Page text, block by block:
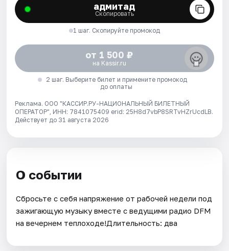
адмитад
Скопировать
1 шаг. Скопируйте промокод
от 1 500 ₽
на Kassir.ru
2 шаг. Выберите билет и примените промокод
до оплаты
Реклама. ООО "КАССИР.РУ-НАЦИОНАЛЬНЫЙ БИЛЕТНЫЙ
ОПЕРАТОР", ИНН: 7841075409 erid: 25H8d7vbP8SRTvHZrUcdLB.
Действует до 31 августа 2026
О событии
Сбросьте с себя напряжение от рабочей недели под
зажигающую музыку вместе с ведущими радио DFM
на вечернем теплоходе!Длительность: два